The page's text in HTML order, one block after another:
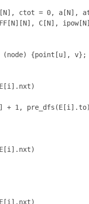
ctot = 0, a[N],
C[N],
{point[u],